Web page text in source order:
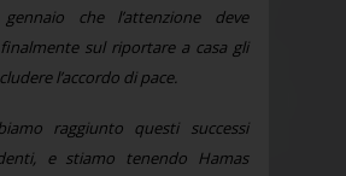
che l’attenzione deve
sul riportare a casa gli
l’accordo di pace.
raggiunto questi successi
e stiamo tenendo Hamas